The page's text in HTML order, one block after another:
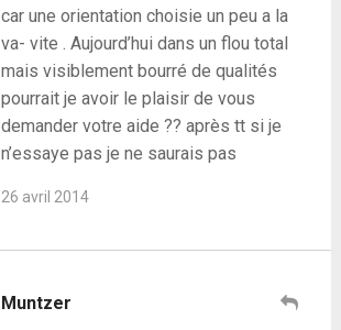
car une orientation choisie un peu a la
va- vite . Aujourd’hui dans un flou total
mais visiblement bourré de qualités
pourrait je avoir le plaisir de vous
demander votre aide ?? après tt si je
n’essaye pas je ne saurais pas
26 avril 2014
Muntzer